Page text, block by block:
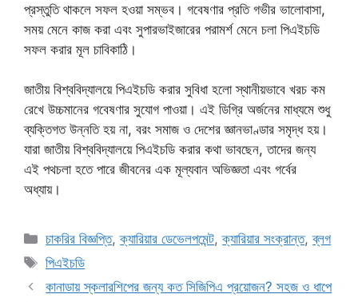
প্রস্তুতি থাকলে সফল হওয়া সম্ভব। গবেষণার প্রতি গভীর ভালোবাসা,
সময় মেনে কাজ করা এবং সুপারভাইজারের পরামর্শ মেনে চলা পিএইচডি
সফল করার মূল চাবিকাঠি।
জাতীয় বিশ্ববিদ্যালয়ে পিএইচডি করার সুবিধা হলো স্থানীয়ভাবে খরচ কম
রেখে উচ্চমানের গবেষণার সুযোগ পাওয়া। এই ডিগ্রি অর্জনের মাধ্যমে শুধু
ব্যক্তিগত উন্নতি হয় না, বরং সমাজ ও দেশের জ্ঞানভাণ্ডার সমৃদ্ধ হয়।
যারা জাতীয় বিশ্ববিদ্যালয়ে পিএইচডি করার কথা ভাবছেন, তাদের জন্য
এই পথচলা হতে পারে জীবনের এক মূল্যবান অভিজ্ঞতা এবং গর্বের
অধ্যায়।
Categories
চাকরির বিজ্ঞপ্তি,ক্যারিয়ার ডেভেলপমেন্ট,ক্যারিয়ার সংক্রান্ত,ব্লগ
Tags
পিএইচডি
কানাডায় স্কলারশিপের জন্য কত সিজিপিএ প্রয়োজন? সহজ ও ধাপে